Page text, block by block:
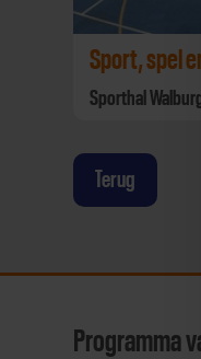
Sport, spel
Sporthal
Terug
Programma